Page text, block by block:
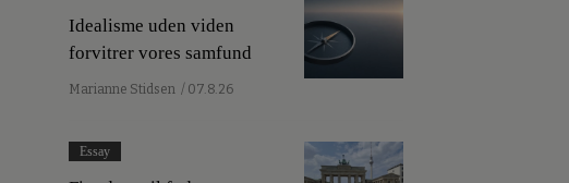
Idealisme uden viden
forvitrer vores samfund
Marianne Stidsen / 07.8.26
Essay